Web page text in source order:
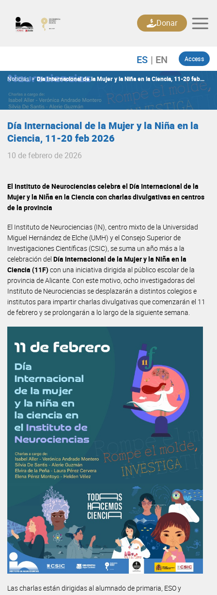
content
Access
Donar
Noticias > Día Internacional de la Mujer y la Niña en la Ciencia, 11-20 feb
Día Internacional de la Mujer y la Niña en la
Ciencia, 11-20 feb 2026
10 de febrero de 2026
El Instituto de Neurociencias celebra el Día Internacional de la
Mujer y la Niña en la Ciencia con charlas divulgativas en centros
de la provincia
El Instituto de Neurociencias (IN), centro mixto de la Universidad
Miguel Hernández de Elche (UMH) y el Consejo Superior de
Investigaciones Científicas (CSIC), se suma un año más a la
celebración del Día Internacional de la Mujer y la Niña en la
Ciencia (11F)con una iniciativa dirigida al público escolar de la
provincia de Alicante. Con este motivo, ocho investigadoras del
Instituto de Neurociencias se desplazarán a distintos colegios e
institutos para impartir charlas divulgativas que comenzarán el 11
de febrero y se prolongarán a lo largo de la siguiente semana.
Las charlas están dirigidas al alumnado de primaria, ESO y